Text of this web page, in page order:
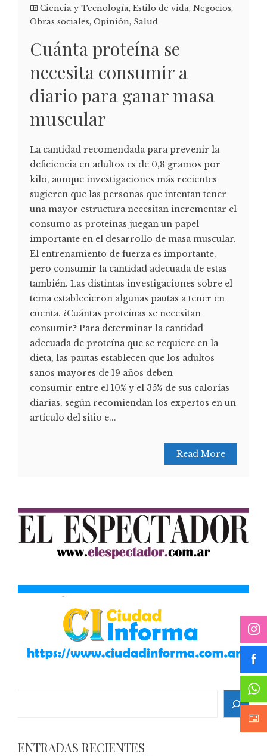
Ciencia y Tecnología, Estilo de vida, Negocios,
Obras sociales, Opinión, Salud
Cuánta proteína se
necesita consumir a
diario para ganar masa
muscular
La cantidad recomendada para prevenir la
deficiencia en adultos es de 0,8 gramos por
kilo, aunque investigaciones más recientes
sugieren que las personas que intentan tener
una mayor estructura necesitan incrementar el
consumo as proteínas juegan un papel
importante en el desarrollo de masa muscular.
El entrenamiento de fuerza es importante,
pero consumir la cantidad adecuada de estas
también. Las distintas investigaciones sobre el
tema establecieron algunas pautas a tener en
cuenta. ¿Cuántas proteínas se necesitan
consumir? Para determinar la cantidad
adecuada de proteína que se requiere en la
dieta, las pautas establecen que los adultos
sanos mayores de 19 años deben
consumir entre el 10% y el 35% de sus calorías
diarias, según recomiendan los expertos en un
artículo del sitio e...
Read More
ENTRADAS RECIENTES